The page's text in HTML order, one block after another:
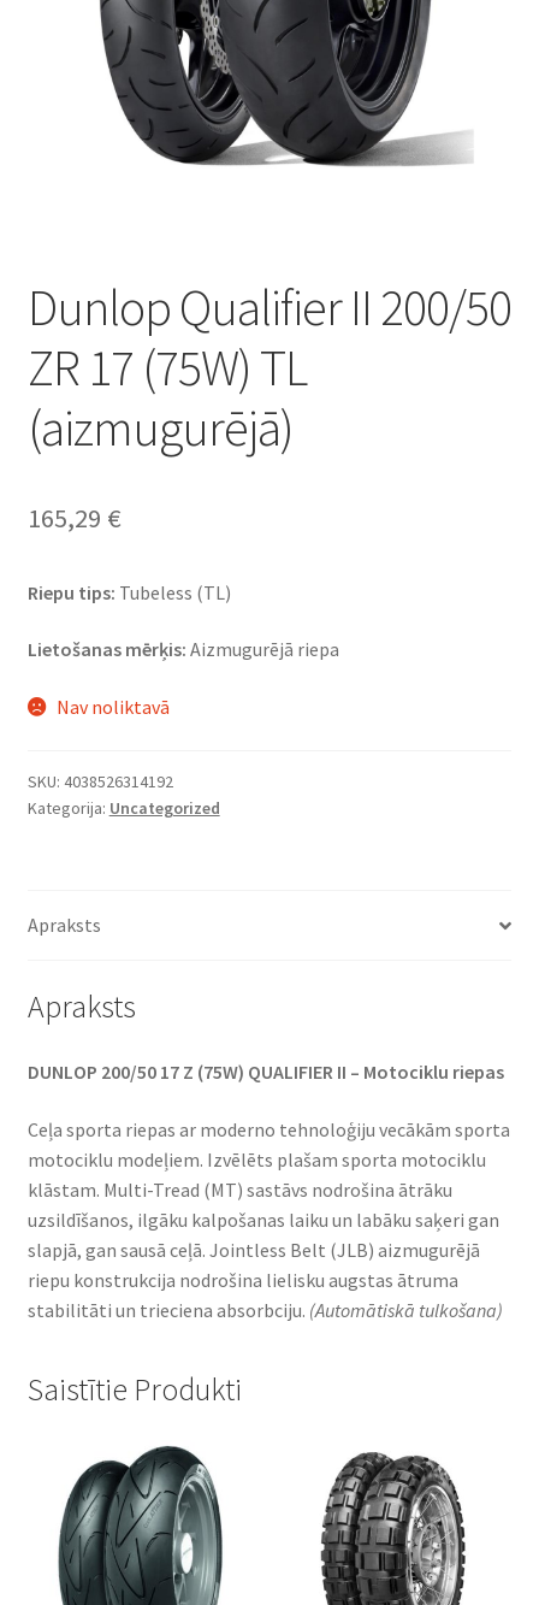
Dunlop Qualifier II 200/50
ZR 17 (75W) TL
(aizmugurējā)
165,29 €
Riepu tips: Tubeless (TL)
Lietošanas mērķis: Aizmugurējā riepa
Nav noliktavā
SKU: 4038526314192
Kategorija: Uncategorized
Apraksts
Apraksts
DUNLOP 200/50 17 Z (75W) QUALIFIER II – Motociklu riepas
Ceļa sporta riepas ar moderno tehnoloģiju vecākām sporta
motociklu modeļiem. Izvēlēts plašam sporta motociklu
klāstam. Multi-Tread (MT) sastāvs nodrošina ātrāku
uzsildīšanos, ilgāku kalpošanas laiku un labāku saķeri gan
slapjā, gan sausā ceļā. Jointless Belt (JLB) aizmugurējā
riepu konstrukcija nodrošina lielisku augstas ātruma
stabilitāti un trieciena absorbciju. (Automātiskā tulkošana)
Saistītie Produkti